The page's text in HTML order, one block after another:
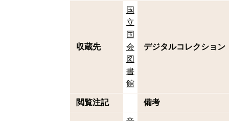
収蔵先
国
立
国
会
図
書
館
デジタルコレクション
閲覧注記 備考